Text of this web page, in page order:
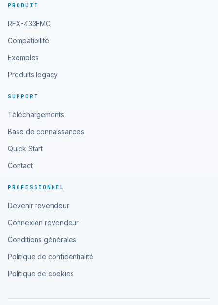
PRODUIT
RFX-433EMC
Compatibilité
Exemples
Produits legacy
SUPPORT
Téléchargements
Base de connaissances
Quick Start
Contact
PROFESSIONNEL
Devenir revendeur
Connexion revendeur
Conditions générales
Politique de confidentialité
Politique de cookies